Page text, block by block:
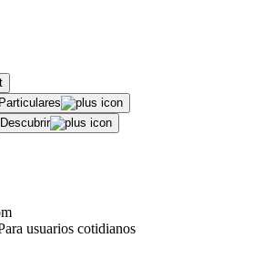
Particulares
Descubrir
usuarios cotidianos